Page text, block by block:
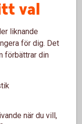
initiativ runt om i
Därför känns det
investera i idéer
människorna
val
liknande
för dig. Det
förbättrar din
när du vill,